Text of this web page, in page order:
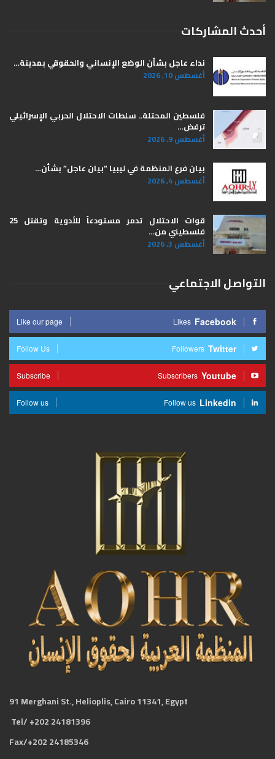
أحدث المشاركات
نداء عاجل بشأن الوضع الإنساني والحقوقي بمدينة…
أغسطس 10, 2026
فلسطين المحتلة.. سلطات الاحتلال الحربي الإسرائيلي
ترفض…
أغسطس 9, 2026
بيان فرع المنظمة في ليبيا “بيان عاجل” بشأن…
أغسطس 4, 2026
قوات الاحتلال تدمر مستودعاً للأدوية وتقتل 25
فلسطيني من…
أغسطس 3, 2026
التواصل الاجتماعي
Facebook
Likes
Like our page
Twitter
Followers
Follow Us
Youtube
Subscribers
Subscribe
Linkedin
Follow us
Follow us
91 Merghani St., Helioplis, Cairo 11341, Egypt
Tel/ +202 24181396
Fax/+202 24185346